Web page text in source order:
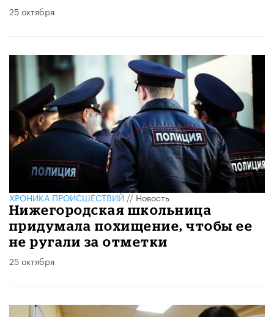
25 октября
ХРОНИКА ПРОИСШЕСТВИЙ//Новость
Нижегородская школьница
придумала похищение, чтобы ее
не ругали за отметки
25 октября